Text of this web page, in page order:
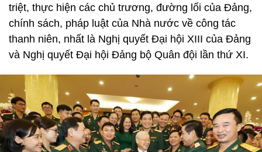
triệt, thực hiện các chủ trương, đường lối của Đảng,
chính sách, pháp luật của Nhà nước về công tác
thanh niên, nhất là Nghị quyết Đại hội XIII của Đảng
và Nghị quyết Đại hội Đảng bộ Quân đội lần thứ XI.